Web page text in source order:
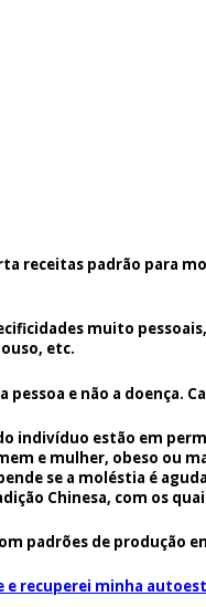
padrão para
muito
etc.
pessoa e não a
indivíduo estão em
e mulher, obeso ou
se a moléstia é
Chinesa, com os
padrões de produção
e recuperei minha